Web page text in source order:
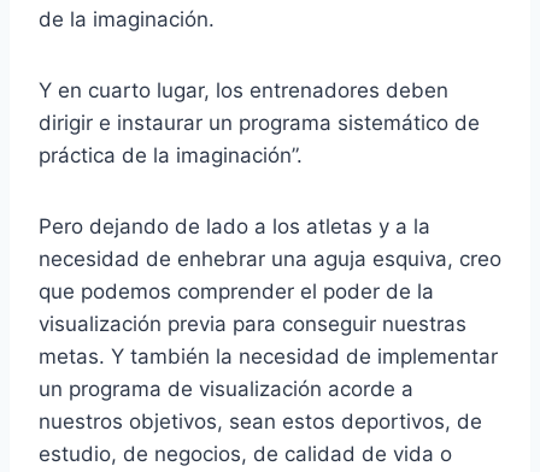
de la imaginación.
Y en cuarto lugar, los entrenadores deben
dirigir e instaurar un programa sistemático de
práctica de la imaginación”.
Pero dejando de lado a los atletas y a la
necesidad de enhebrar una aguja esquiva, creo
que podemos comprender el poder de la
visualización previa para conseguir nuestras
metas. Y también la necesidad de implementar
un programa de visualización acorde a
nuestros objetivos, sean estos deportivos, de
estudio, de negocios, de calidad de vida o